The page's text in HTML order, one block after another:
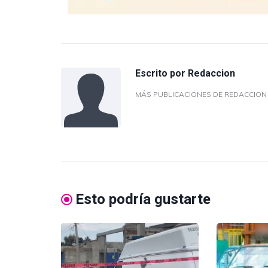
Escrito por Redaccion
MÁS PUBLICACIONES DE REDACCION
Esto podría gustarte